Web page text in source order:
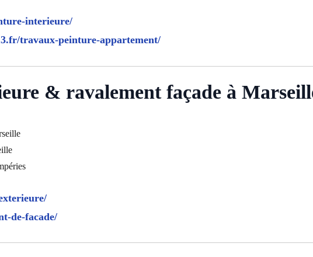
interieure/
travaux-peinture-appartement/
& ravalement façade à
de-facade/